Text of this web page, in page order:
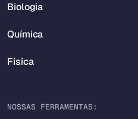
Biologia
Química
Física
NOSSAS FERRAMENTAS: